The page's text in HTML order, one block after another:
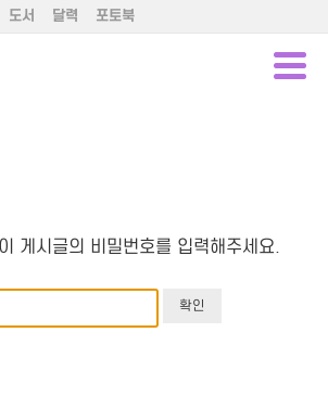
도서 달력 포토북
게시글의 비밀번호를 입력해주세요.